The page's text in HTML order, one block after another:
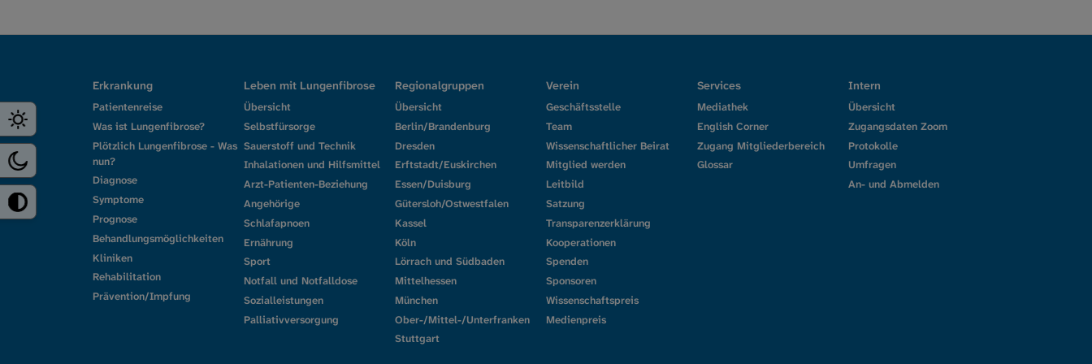
Erkrankung
Patientenreise
Was ist Lungenfibrose?
Plötzlich Lungenfibrose - Was
nun?
Diagnose
Symptome
Prognose
Behandlungsmöglichkeiten
Kliniken
Rehabilitation
Prävention/Impfung
Leben mit Lungenfibrose
Übersicht
Selbstfürsorge
Sauerstoff und Technik
Inhalationen und Hilfsmittel
Arzt-Patienten-Beziehung
Angehörige
Schlafapnoen
Ernährung
Sport
Notfall und Notfalldose
Sozialleistungen
Palliativversorgung
Regionalgruppen
Übersicht
Berlin/Brandenburg
Dresden
Erftstadt/Euskirchen
Essen/Duisburg
Gütersloh/Ostwestfalen
Kassel
Köln
Lörrach und Südbaden
Mittelhessen
München
Ober-/Mittel-/Unterfranken
Stuttgart
Verein
Geschäftsstelle
Team
Wissenschaftlicher Beirat
Mitglied werden
Leitbild
Satzung
Transparenzerklärung
Kooperationen
Spenden
Sponsoren
Wissenschaftspreis
Medienpreis
Services
Mediathek
English Corner
Zugang Mitgliederbereich
Glossar
Intern
Übersicht
Zugangsdaten Zoom
Protokolle
Umfragen
An- und Abmelden